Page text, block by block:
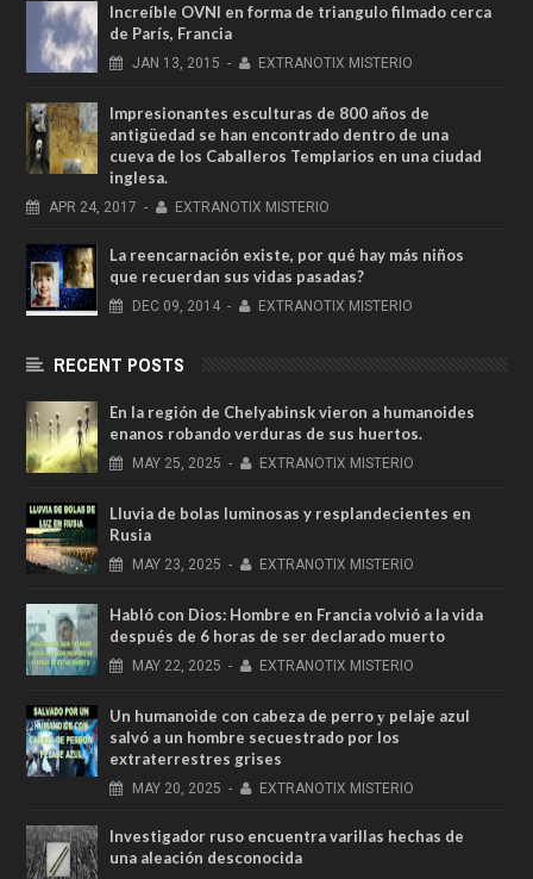
Increíble OVNI en forma de triangulo filmado cerca
de París, Francia
JAN 13, 2015 - EXTRANOTIX MISTERIO
Impresionantes esculturas de 800 años de
antigüedad se han encontrado dentro de una
cueva de los Caballeros Templarios en una ciudad
inglesa.
APR 24, 2017 - EXTRANOTIX MISTERIO
La reencarnación existe, por qué hay más niños
que recuerdan sus vidas pasadas?
DEC 09, 2014 - EXTRANOTIX MISTERIO
RECENT POSTS
En la región de Chelyabinsk vieron a humanoides
enanos robando verduras de sus huertos.
MAY 25, 2025 - EXTRANOTIX MISTERIO
Lluvia de bolas luminosas y resplandecientes en
Rusia
MAY 23, 2025 - EXTRANOTIX MISTERIO
Habló con Dios: Hombre en Francia volvió a la vida
después de 6 horas de ser declarado muerto
MAY 22, 2025 - EXTRANOTIX MISTERIO
Un humanoide con cabeza de perro у pelaje azul
salvó a un hombre secuestrado por los
extraterrestres grises
MAY 20, 2025 - EXTRANOTIX MISTERIO
Investigador ruso encuentra varillas hechas de
una aleación desconocida